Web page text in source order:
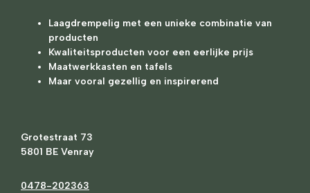
Laagdrempelig met een unieke combinatie van
producten
Kwaliteitsproducten voor een eerlijke prijs
Maatwerkkasten en tafels
Maar vooral gezellig en inspirerend
Grotestraat 73
5801 BE Venray
0478-202363